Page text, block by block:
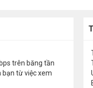
trên băng tần
bạn từ việc xem